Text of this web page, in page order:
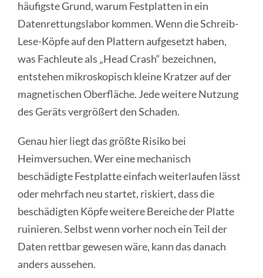
häufigste Grund, warum Festplatten in ein
Datenrettungslabor kommen. Wenn die Schreib-
Lese-Köpfe auf den Plattern aufgesetzt haben,
was Fachleute als „Head Crash“ bezeichnen,
entstehen mikroskopisch kleine Kratzer auf der
magnetischen Oberfläche. Jede weitere Nutzung
des Geräts vergrößert den Schaden.
Genau hier liegt das größte Risiko bei
Heimversuchen. Wer eine mechanisch
beschädigte Festplatte einfach weiterlaufen lässt
oder mehrfach neu startet, riskiert, dass die
beschädigten Köpfe weitere Bereiche der Platte
ruinieren. Selbst wenn vorher noch ein Teil der
Daten rettbar gewesen wäre, kann das danach
anders aussehen.